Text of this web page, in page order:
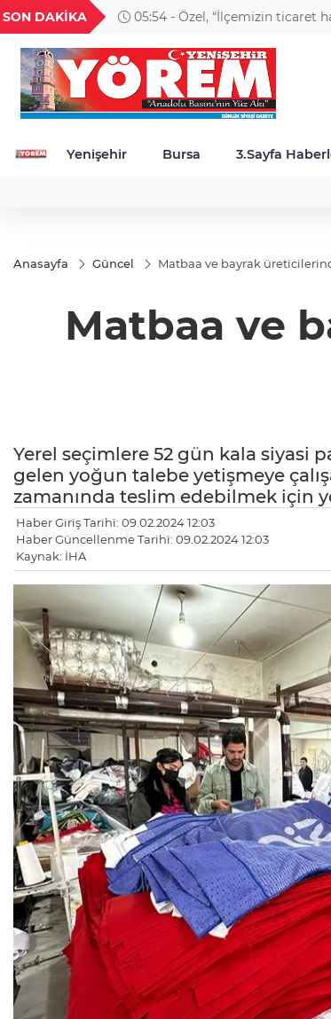
SON DAKİKA
05:54 - Özel, “İlçemizin ticaret
18,2788
TND
16,2881
BGN
27,9743
Yenişehir Bursa 3.Sayfa
Anasayfa Güncel Matbaa ve bayrak
Matbaa ve
Yerel seçimlere 52 gün kala siyasi
gelen yoğun talebe yetişmeye
zamanında teslim edebilmek için
Haber Giriş Tarihi: 09.02.2024 12:03
Haber Güncellenme Tarihi: 09.02.2024 12:03
Kaynak: İHA